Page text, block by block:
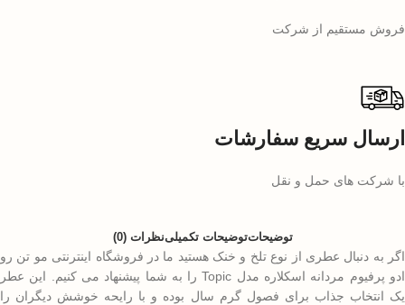
فروش مستقیم از شرکت
ارسال سریع سفارشات
با شرکت های حمل و نقل
توضیحاتتوضیحات تکمیلینظرات (0)
اگر به دنبال عطری از نوع تلخ و خنک هستید ما در فروشگاه اینترنتی مو تن رو
ادو پرفیوم مردانه اسکلاره مدل Topic را به شما پیشنهاد می کنیم. این عطر
یک انتخاب جذاب برای فصول گرم سال بوده و با رایحه خوشش دیگران را